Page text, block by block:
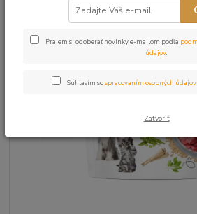
Prajem si odoberať novinky e-mailom podľa
údajov.
Súhlasím sospracovaním osobných údajov
Zatvoriť